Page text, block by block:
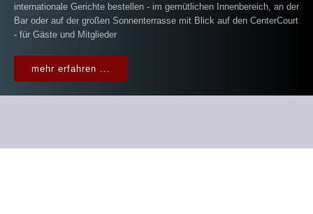
internationale Gerichte bestellen - im gemütlichen Innenbereich, an der
Bar oder auf der großen Sonnenterrasse mit Blick auf den CenterCourt
- für Gäste und Mitglieder
mehr erfahren ...